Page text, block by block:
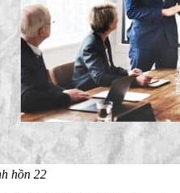
hồn 22